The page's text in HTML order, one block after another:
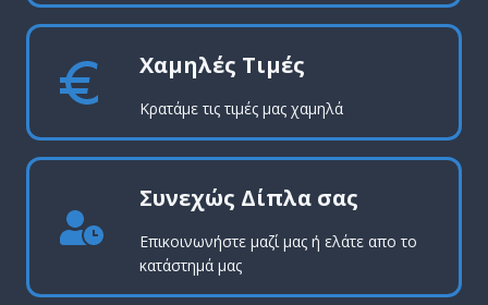
Χαμηλές Τιμές
Κρατάμε τις τιμές μας χαμηλά
Συνεχώς Δίπλα σας
Επικοινωνήστε μαζί μας ή ελάτε απο το
κατάστημά μας